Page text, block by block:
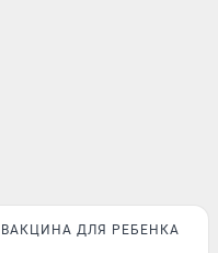
ВАКЦИНА ДЛЯ РЕБЕНКА